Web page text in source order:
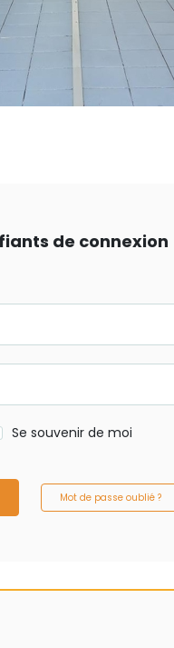
de connexion
Se souvenir de moi
Mot de passe oublié ?